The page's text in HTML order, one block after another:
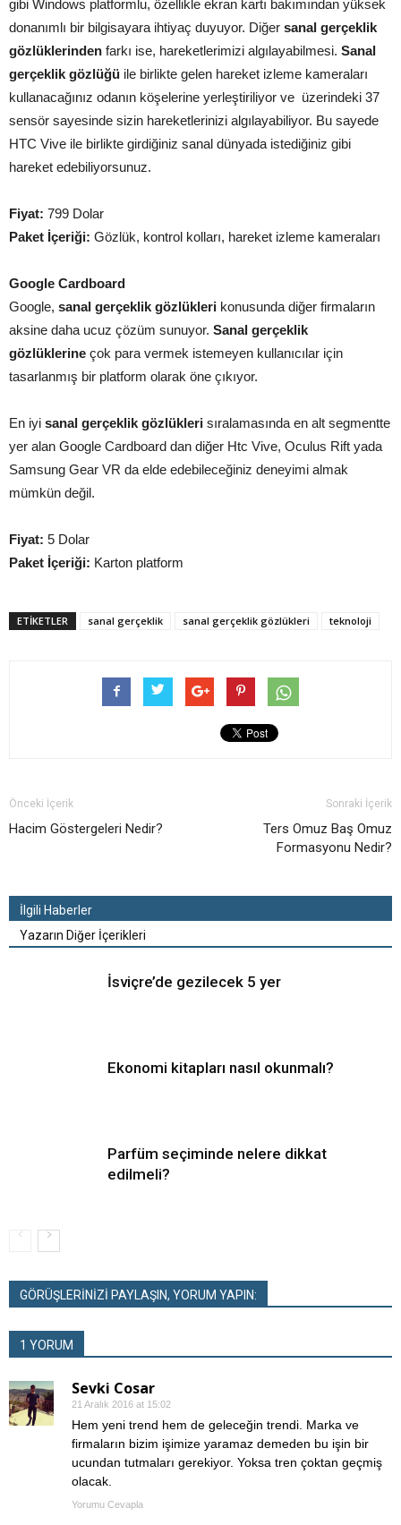
gibi Windows platformlu, özellikle ekran kartı bakımından yüksek
donanımlı bir bilgisayara ihtiyaç duyuyor. Diğer sanal gerçeklik
gözlüklerinden farkı ise, hareketlerimizi algılayabilmesi. Sanal
gerçeklik gözlüğü ile birlikte gelen hareket izleme kameraları
kullanacağınız odanın köşelerine yerleştiriliyor ve üzerindeki 37
sensör sayesinde sizin hareketlerinizi algılayabiliyor. Bu sayede
HTC Vive ile birlikte girdiğiniz sanal dünyada istediğiniz gibi
hareket edebiliyorsunuz.
Fiyat: 799 Dolar
Paket İçeriği: Gözlük, kontrol kolları, hareket izleme kameraları
Google Cardboard
Google, sanal gerçeklik gözlükleri konusunda diğer firmaların
aksine daha ucuz çözüm sunuyor. Sanal gerçeklik
gözlüklerine çok para vermek istemeyen kullanıcılar için
tasarlanmış bir platform olarak öne çıkıyor.
En iyi sanal gerçeklik gözlükleri sıralamasında en alt segmentte
yer alan Google Cardboard dan diğer Htc Vive, Oculus Rift yada
Samsung Gear VR da elde edebileceğiniz deneyimi almak
mümkün değil.
Fiyat: 5 Dolar
Paket İçeriği: Karton platform
ETIKETLER sanal gerçeklik sanal gerçeklik gözlükleri teknoloji
Önceki İçerik
Hacim Göstergeleri Nedir?
Sonraki İçerik
Ters Omuz Baş Omuz
Formasyonu Nedir?
İlgili Haberler
Yazarın Diğer İçerikleri
İsviçre’de gezilecek 5 yer
Ekonomi kitapları nasıl okunmalı?
Parfüm seçiminde nelere dikkat
edilmeli?
GÖRÜŞLERİNİZİ PAYLAŞIN, YORUM YAPIN:
1 YORUM
Sevki Cosar
21 Aralık 2016 at 15:02
Hem yeni trend hem de geleceğin trendi. Marka ve
firmaların bizim işimize yaramaz demeden bu işin bir
ucundan tutmaları gerekiyor. Yoksa tren çoktan geçmiş
olacak.
Yorumu Cevapla